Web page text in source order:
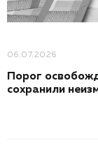
06.07.2026
Порог
сохранили